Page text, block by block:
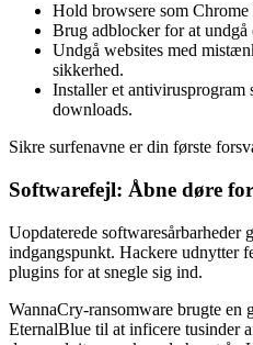
Hold browsere som
Brug adblocker for at undgå
Undgå websites med
sikkerhed.
Installer et antivirusprogram
downloads.
Sikre surfenavne er din første
Softwarefejl: Åbne døre
Uopdaterede softwaresårbarheder
indgangspunkt. Hackere udnytter
plugins for at snegle sig ind.
WannaCry-ransomware brugte en
EternalBlue til at inficere tusinder